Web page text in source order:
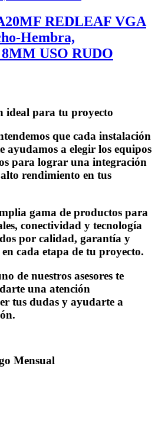
REDLEAF VGA
Hembra,
USO RUDO
ideal para tu proyecto
que cada instalación
ayudamos a elegir los equipos
para lograr una integración
rendimiento en tus
gama de productos para
conectividad y tecnología
por calidad, garantía y
cada etapa de tu proyecto.
de nuestros asesores te
una atención
tus dudas y ayudarte a
Mensual